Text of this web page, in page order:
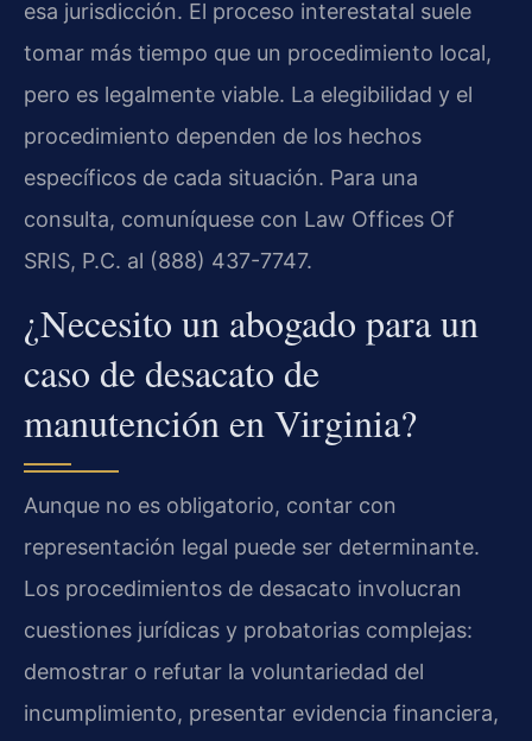
esa jurisdicción. El proceso interestatal suele
tomar más tiempo que un procedimiento local,
pero es legalmente viable. La elegibilidad y el
procedimiento dependen de los hechos
específicos de cada situación. Para una
consulta, comuníquese con Law Offices Of
SRIS, P.C. al (888) 437-7747.
¿Necesito un abogado para un
caso de desacato de
manutención en Virginia?
Aunque no es obligatorio, contar con
representación legal puede ser determinante.
Los procedimientos de desacato involucran
cuestiones jurídicas y probatorias complejas:
demostrar o refutar la voluntariedad del
incumplimiento, presentar evidencia financiera,